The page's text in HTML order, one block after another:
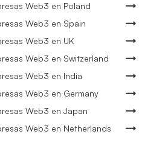
Web3 en Poland
Web3 en Spain
Web3 en UK
Web3 en Switzerland
Web3 en India
Web3 en Germany
Web3 en Japan
Web3 en Netherlands